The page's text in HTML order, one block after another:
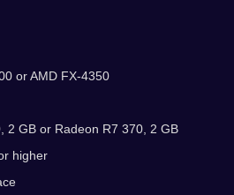
or AMD FX-4350
2 GB or Radeon R7 370, 2 GB
higher